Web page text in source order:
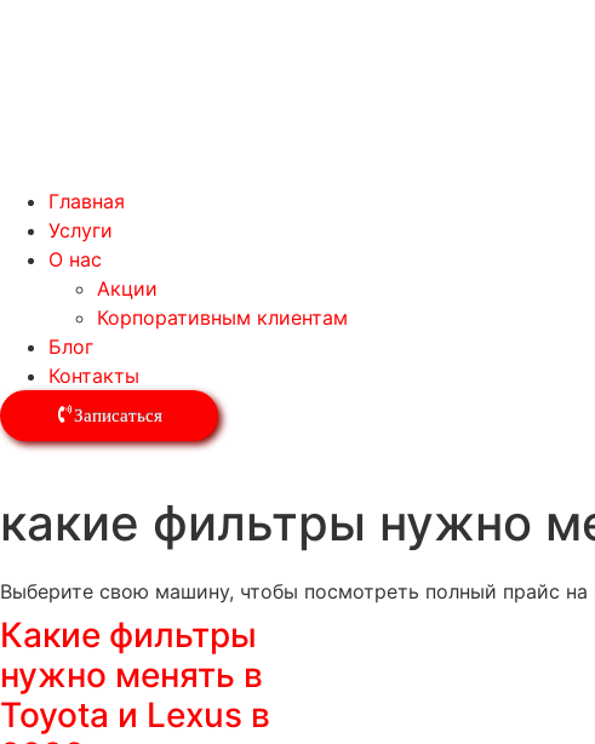
Главная
Услуги
О нас
Акции
Корпоративным клиентам
Блог
Контакты
Записаться
какие фильтры нужно
Выберите свою машину, чтобы посмотреть полный прайс на
Какие фильтры
нужно менять в
Toyota и Lexus в